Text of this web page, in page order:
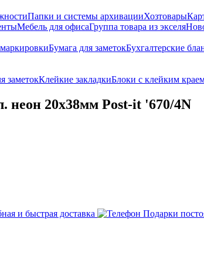
Папки и системы архивацииХозтовары
Мебель для офисаГруппа товара из экселя
Бумага для заметокБухгалтерские
заметокКлейкие закладкиБлоки с клейким
неон 20х38мм Post-it '670/4N
и быстрая доставка Подарки